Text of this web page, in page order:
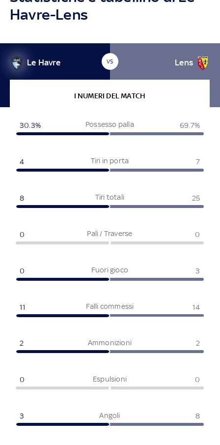
Havre-Lens
Le Havre VS Lens
I NUMERI DEL MATCH
Possesso palla
30.3% 69.7%
Tiri in porta
4 7
Tiri totali
8 25
Pali / Traverse
0 0
Fuori gioco
0 3
Falli commessi
11 14
Ammonizioni
2 2
Espulsioni
0 0
Angoli
3 8